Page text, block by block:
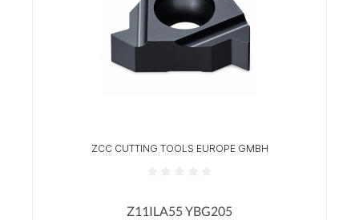
ZCC CUTTING TOOLS EUROPE GMBH
Z11ILA55 YBG205